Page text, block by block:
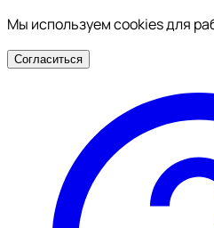
Мы используем cookies для
Согласиться